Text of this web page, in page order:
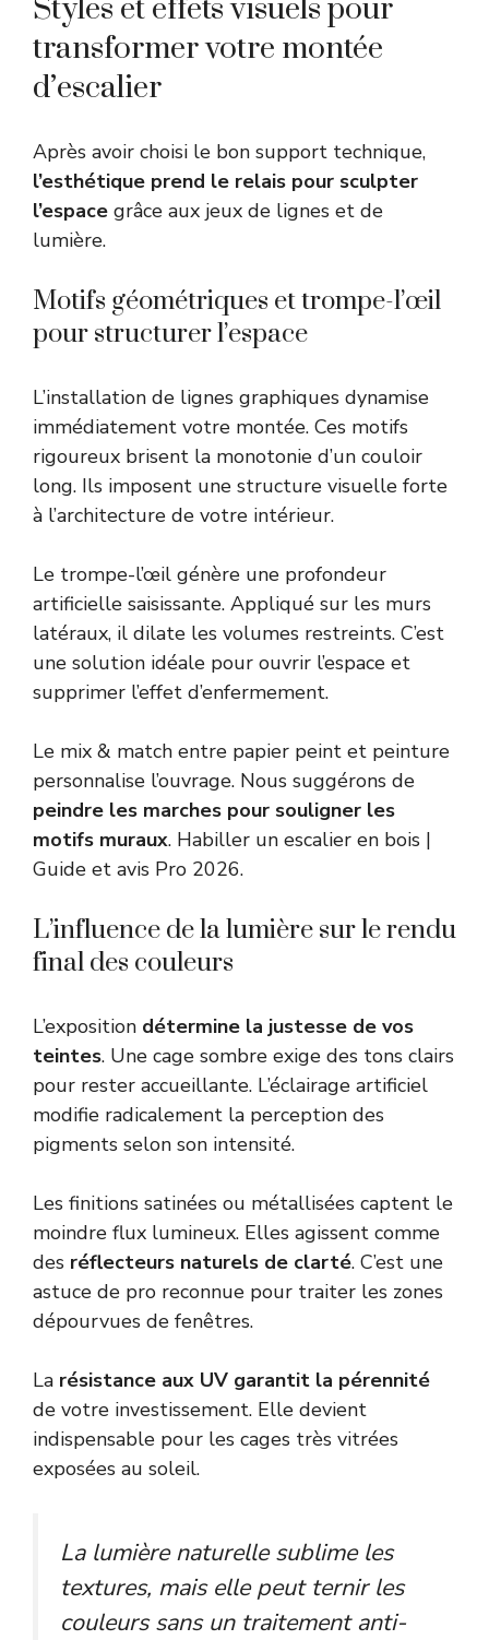
Styles et effets visuels pour
transformer votre montée
d’escalier
Après avoir choisi le bon support technique,
l’esthétique prend le relais pour sculpter
l’espace grâce aux jeux de lignes et de
lumière.
Motifs géométriques et trompe-l’œil
pour structurer l’espace
L’installation de lignes graphiques dynamise
immédiatement votre montée. Ces motifs
rigoureux brisent la monotonie d’un couloir
long. Ils imposent une structure visuelle forte
à l’architecture de votre intérieur.
Le trompe-l’œil génère une profondeur
artificielle saisissante. Appliqué sur les murs
latéraux, il dilate les volumes restreints. C’est
une solution idéale pour ouvrir l’espace et
supprimer l’effet d’enfermement.
Le mix & match entre papier peint et peinture
personnalise l’ouvrage. Nous suggérons de
peindre les marches pour souligner les
motifs muraux. Habiller un escalier en bois |
Guide et avis Pro 2026.
L’influence de la lumière sur le rendu
final des couleurs
L’exposition détermine la justesse de vos
teintes. Une cage sombre exige des tons clairs
pour rester accueillante. L’éclairage artificiel
modifie radicalement la perception des
pigments selon son intensité.
Les finitions satinées ou métallisées captent le
moindre flux lumineux. Elles agissent comme
des réflecteurs naturels de clarté. C’est une
astuce de pro reconnue pour traiter les zones
dépourvues de fenêtres.
La résistance aux UV garantit la pérennité
de votre investissement. Elle devient
indispensable pour les cages très vitrées
exposées au soleil.
La lumière naturelle sublime les
textures, mais elle peut ternir les
couleurs sans un traitement anti-